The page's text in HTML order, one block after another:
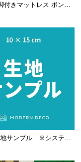
ドボード
レビを見ると
できます。
付きマットレス ボンネ
さしい肌触り コンパク
地サンプル ※システム
こちらのページから商